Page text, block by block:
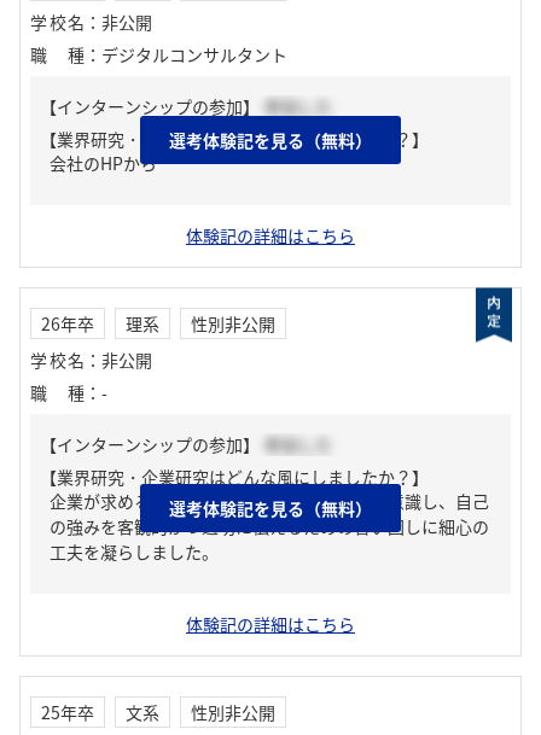
学校名 ： 非公開
職種 ： デジタルコンサルタント
【インターンシップの参加】
参加した
【業界研究・企業研究はどんな風にしましたか？】
会社のHPから
選考体験記を見る（無料）
体験記の詳細はこちら
26年卒 理系
性別非公開
学校名 ： 非公開
職種 ： -
【インターンシップの参加】
参加した
【業界研究・企業研究はどんな風にしましたか？】
企業が求める人物像に合わせた表現を十分に意識し、自己
の強みを客観的かつ適切に伝えるための言い回しに細心の
工夫を凝らしました。
選考体験記を見る（無料）
体験記の詳細はこちら
25年卒 文系
性別非公開